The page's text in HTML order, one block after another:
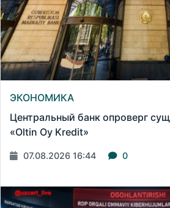
ЭКОНОМИКА
Центральный банк опроверг
«Oltin Oy Kredit»
07.08.2026 16:44 0